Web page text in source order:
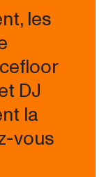
les
DJ
la
vous